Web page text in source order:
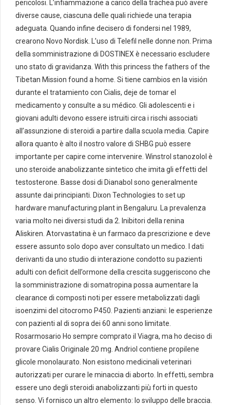
pericolosi. L’infiammazione a carico della trachea può avere
diverse cause, ciascuna delle quali richiede una terapia
adeguata. Quando infine decisero di fondersi nel 1989,
crearono Novo Nordisk. L’uso di Telefil nelle donne non. Prima
della somministrazione di DOSTINEX è necessario escludere
uno stato di gravidanza. With this princess the fathers of the
Tibetan Mission found a home. Si tiene cambios en la visión
durante el tratamiento con Cialis, deje de tomar el
medicamento y consulte a su médico. Gli adolescenti e i
giovani adulti devono essere istruiti circa i rischi associati
all’assunzione di steroidi a partire dalla scuola media. Capire
allora quanto è alto il nostro valore di SHBG può essere
importante per capire come intervenire. Winstrol stanozolol è
uno steroide anabolizzante sintetico che imita gli effetti del
testosterone. Basse dosi di Dianabol sono generalmente
assunte dai principianti. Dixon Technologies to set up
hardware manufacturing plant in Bengaluru. La prevalenza
varia molto nei diversi studi da 2. Inibitori della renina
Aliskiren. Atorvastatina è un farmaco da prescrizione e deve
essere assunto solo dopo aver consultato un medico. I dati
derivanti da uno studio di interazione condotto su pazienti
adulti con deficit dell’ormone della crescita suggeriscono che
la somministrazione di somatropina possa aumentare la
clearance di composti noti per essere metabolizzati dagli
isoenzimi del citocromo P450. Pazienti anziani: le esperienze
con pazienti al di sopra dei 60 anni sono limitate.
Rosarmosario Ho sempre comprato il Viagra, ma ho deciso di
provare Cialis Originale 20 mg. Andriol contiene propilene
glicole monolaurato. Non esistono medicinali veterinari
autorizzati per curare le minaccia di aborto. In effetti, sembra
essere uno degli steroidi anabolizzanti più forti in questo
senso. Vi fornisco un altro elemento: lo sviluppo delle braccia.